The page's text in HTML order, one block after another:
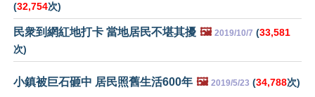
(32,754次)
民衆到網紅地打卡 當地居民不堪其擾 🖼️ 2019/10/7 (33,581
次)
小鎮被巨石砸中 居民照舊生活600年 🖼️ 2019/5/23 (34,788次)